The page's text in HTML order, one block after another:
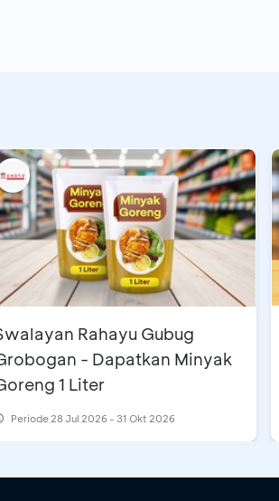
Rahayu Gubug
- Dapatkan Minyak
1 Liter
Periode28 Jul 2026 - 31 Okt 2026